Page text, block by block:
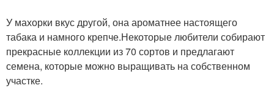
У махорки вкус другой, она ароматнее настоящего
табака и намного крепче.Некоторые любители собирают
прекрасные коллекции из 70 сортов и предлагают
семена, которые можно выращивать на собственном
участке.